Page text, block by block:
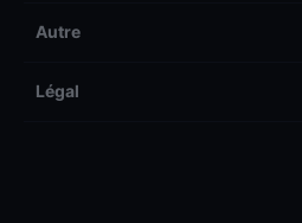
Autre
Légal